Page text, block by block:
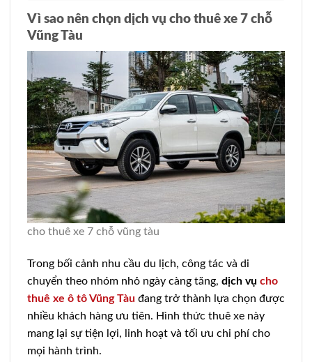
Vì sao nên chọn dịch vụ cho thuê xe 7 chỗ
Vũng Tàu
cho thuê xe 7 chỗ vũng tàu
Trong bối cảnh nhu cầu du lịch, công tác và di
chuyển theo nhóm nhỏ ngày càng tăng, dịch vụ cho
thuê xe ô tô Vũng Tàu đang trở thành lựa chọn được
nhiều khách hàng ưu tiên. Hình thức thuê xe này
mang lại sự tiện lợi, linh hoạt và tối ưu chi phí cho
mọi hành trình.